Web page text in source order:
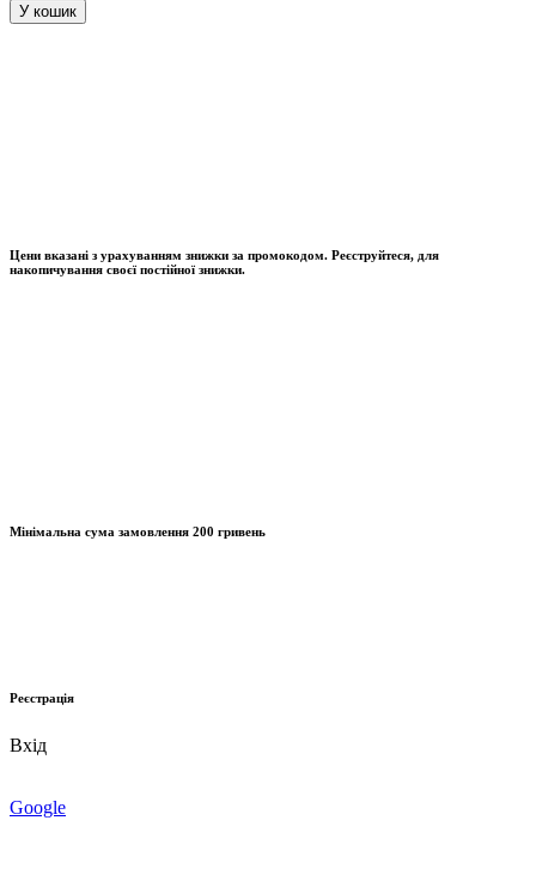
У кошик
Цени вказані з урахуванням знижки за промокодом. Реєструйтеся, для
накопичування своєї постійної знижки.
Мінімальна сума замовлення 200 гривень
Реєстрація
Вхід
Google